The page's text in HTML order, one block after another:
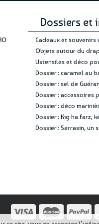
Dossiers et
Cadeaux et souvenirs
Objets autour du
Ustensiles et déco
Dossier : caramel au
Dossier : sel de
Dossier : accessoires
Dossier : déco
Dossier : Kig ha Farz,
Dossier : Sarrasin, un